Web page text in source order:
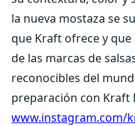
la nueva mostaza se
que Kraft ofrece y
de las marcas de
reconocibles del
preparación con Kraft
www.instagram.com/